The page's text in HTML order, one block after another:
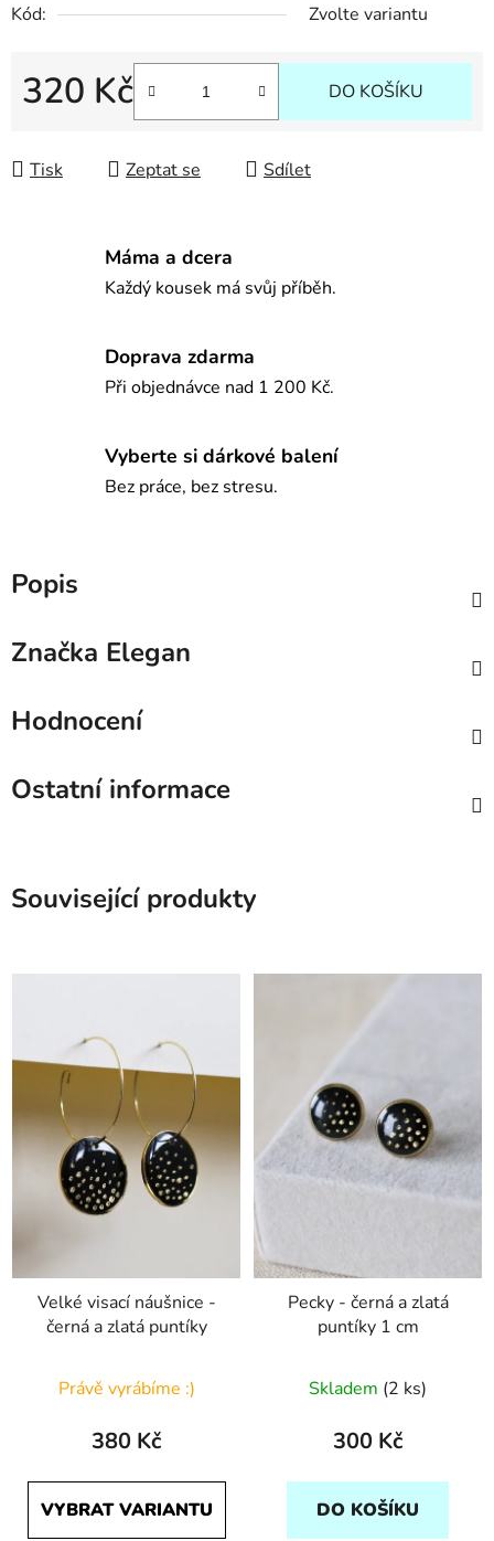
Kód:
Zvolte variantu
320 Kč DO KOŠÍKU
Tisk Zeptat se Sdílet
Máma a dcera
Každý kousek má svůj příběh.
Doprava zdarma
Při objednávce nad 1 200 Kč.
Vyberte si dárkové balení
Bez práce, bez stresu.
Popis
Značka Elegan
Hodnocení
Ostatní informace
Související produkty
Velké visací náušnice -
černá a zlatá puntíky
Právě vyrábíme :)
380 Kč
VYBRAT VARIANTU
Pecky - černá a zlatá
puntíky 1 cm
Skladem (2 ks)
300 Kč
DO KOŠÍKU